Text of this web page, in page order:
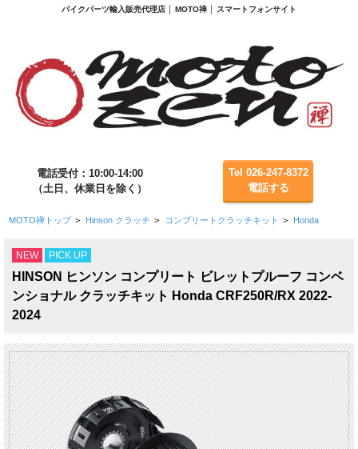
バイクパーツ輸入販売代理店 │ MOTO禅 │ スマートフォンサイト
電話受付：10:00-14:00
（土日、休業日を除く）
Tel 026-247-8372
電話する
MOTO禅トップ > Hinson クラッチ > コンプリートクラッチキット > Honda
NEW PICK UP
HINSON ヒンソン コンプリート ビレットプルーフ コンベ
ンショナル クラッチキット Honda CRF250R/RX 2022-
2024